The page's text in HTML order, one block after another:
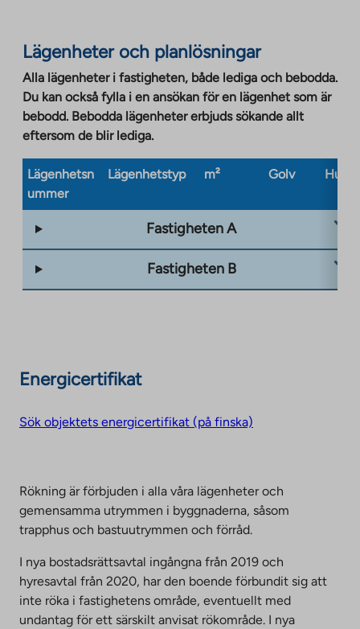
in
a
new
tab
Lägenheter och planlösningar
Alla lägenheter i fastigheten, både lediga och bebodda.
Du kan också fylla i en ansökan för en lägenhet som är
bebodd. Bebodda lägenheter erbjuds sökande allt
eftersom de blir lediga.
Lägenhetsn
ummer
Lägenhetstyp m² Golv
Fastigheten A
Fastigheten B
Energicertifikat
Sök objektets energicertifikat (på finska)
Rökning är förbjuden i alla våra lägenheter och
gemensamma utrymmen i byggnaderna, såsom
trapphus och bastuutrymmen och förråd.
I nya bostadsrättsavtal ingångna från 2019 och
hyresavtal från 2020, har den boende förbundit sig att
inte röka i fastighetens område, eventuellt med
undantag för ett särskilt anvisat rökområde. I nya